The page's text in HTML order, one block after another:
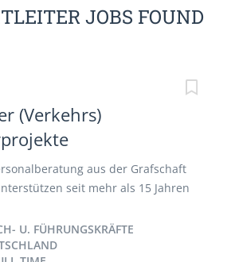
JOBS FOUND
(Verkehrs)
aus der Grafschaft
seit mehr als 15 Jahren
Arbeitnehmer und
die Kontakte zu
U. FÜHRUNGSKRÄFTE